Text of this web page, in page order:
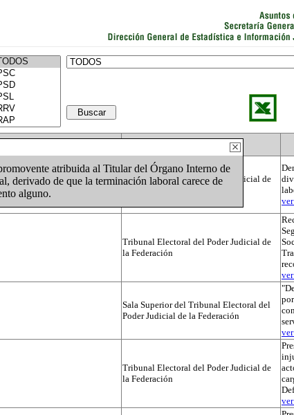
atribuida al Titular del Órgano Interno de
derivado de que la terminación laboral carece de
alguno.
Tribunal Electoral del Poder Judicial de
Tribunal Electoral del Poder Judicial de
la Federación
Sala Superior del Tribunal Electoral del
Poder Judicial de la Federación
Tribunal Electoral del Poder Judicial de
la Federación